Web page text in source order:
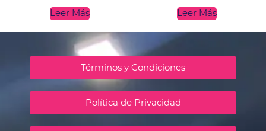
Leer Más Leer Más
Términos y Condiciones
Política de Privacidad